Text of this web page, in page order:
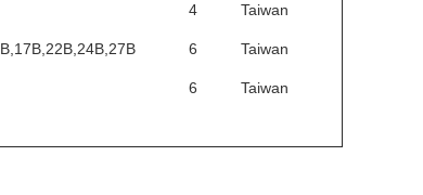
4 Taiwan
6 Taiwan
6 Taiwan